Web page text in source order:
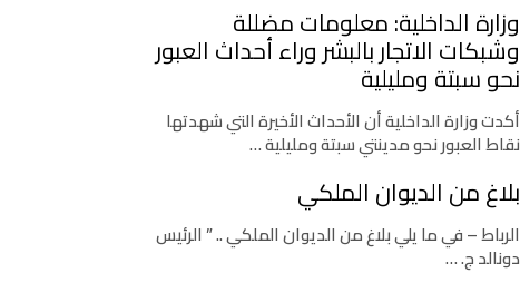
وزارة الداخلية: معلومات مضللة
وشبكات الاتجار بالبشر وراء أحداث العبور
نحو سبتة ومليلية
أكدت وزارة الداخلية أن الأحداث الأخيرة التي شهدتها
نقاط العبور نحو مدينتي سبتة ومليلية …
بلاغ من الديوان الملكي
الرباط – في ما يلي بلاغ من الديوان الملكي .. ” الرئيس
دونالد ج. …